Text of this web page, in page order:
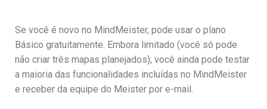
Se você é novo no MindMeister, pode usar o plano
Básico gratuitamente. Embora limitado (você só pode
não criar três mapas planejados), você ainda pode testar
a maioria das funcionalidades incluídas no MindMeister
e receber da equipe do Meister por e-mail.